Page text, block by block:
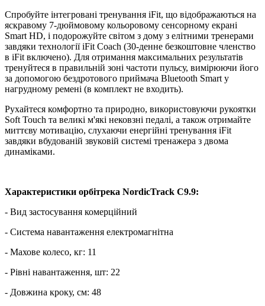
Спробуйте інтегровані тренування iFit, що відображаються на
яскравому 7-дюймовому кольоровому сенсорному екрані
Smart HD, і подорожуйте світом з дому з елітними тренерами
завдяки технології iFit Coach (30-денне безкоштовне членство
в iFit включено). Для отримання максимальних результатів
тренуйтеся в правильній зоні частоти пульсу, вимірюючи його
за допомогою бездротового приймача Bluetooth Smart у
нагрудному ремені (в комплект не входить).
Рухайтеся комфортно та природно, використовуючи рукоятки
Soft Touch та великі м'які нековзні педалі, а також отримайте
миттєву мотивацію, слухаючи енергійні тренування iFit
завдяки вбудованій звуковій системі тренажера з двома
динаміками.
Характеристики орбітрека NordicTrack C9.9:
- Вид застосування комерційний
- Система навантаження електромагнітна
- Махове колесо, кг: 11
- Рівні навантаження, шт: 22
- Довжина кроку, см: 48